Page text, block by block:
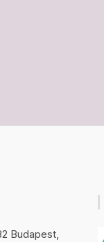
Budapest,